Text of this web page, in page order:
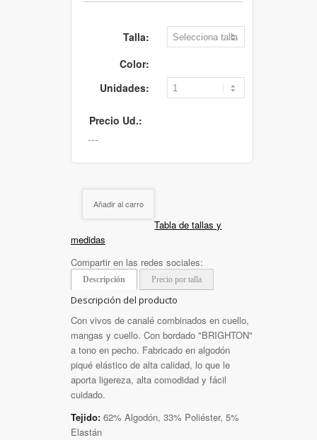
Talla:
Color:
Unidades:
Precio Ud.:
Añadir al carro
Tabla de tallas y
medidas
Compartir en las redes sociales:
Descripción Precio por talla
Descripción del producto
Con vivos de canalé combinados en cuello,
mangas y cuello. Con bordado "BRIGHTON"
a tono en pecho. Fabricado en algodón
piqué elástico de alta calidad, lo que le
aporta ligereza, alta comodidad y fácil
cuidado.
Tejido: 62% Algodón, 33% Poliéster, 5%
Elastán